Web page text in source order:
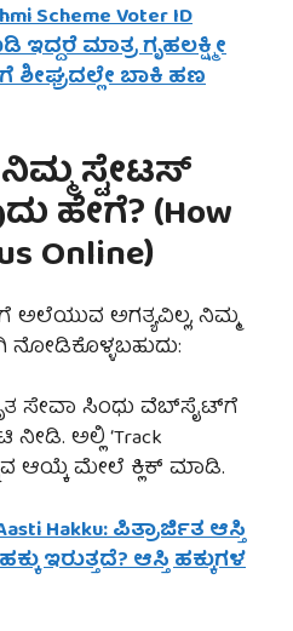
Scheme Voter ID
ಮಾತ್ರ ಗೃಹಲಕ್ಷ್ಮೀ
ಬಾಕಿ ಹಣ
ಸ್ಟೇಟಸ್
ಹೇಗೆ? (How
Online)
ಅಲೆಯುವ ಅಗತ್ಯವಿಲ್ಲ, ನಿಮ್ಮ
ನೋಡಿಕೊಳ್ಳಬಹುದು:
ಸೇವಾ ಸಿಂಧು ವೆಬ್‌ಸೈಟ್‌ಗೆ
ನೀಡಿ. ಅಲ್ಲಿ ‘Track
ಆಯ್ಕೆ ಮೇಲೆ ಕ್ಲಿಕ್ ಮಾಡಿ.
Hakku: ಪಿತ್ರಾರ್ಜಿತ ಆಸ್ತಿ
ಇರುತ್ತದೆ? ಆಸ್ತಿ ಹಕ್ಕುಗಳ